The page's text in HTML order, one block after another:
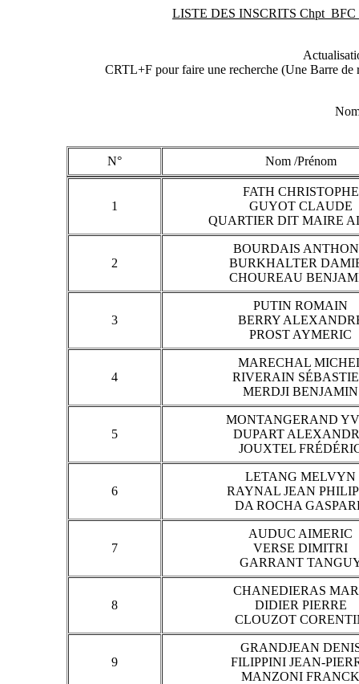
LISTE DES INSCRITS
CRTL+F pour faire une recherche (Une Barre
N° Nom /Prénom
1
FATH CHRISTOPHE
GUYOT CLAUDE
QUARTIER DIT MAIRE
2
BOURDAIS
BURKHALTER
CHOUREAU
3
PUTIN ROMAIN
BERRY
PROST AYMERIC
4
MARECHAL
RIVERAIN
MERDJI BENJAMIN
5
MONTANGERAND
DUPART
JOUXTEL
6
LETANG MELVYN
RAYNAL JEAN
DA ROCHA
7
AUDUC AIMERIC
VERSE DIMITRI
GARRANT
8
CHANEDIERAS
DIDIER PIERRE
CLOUZOT
9
GRANDJEAN
FILIPPINI JEAN-
MANZONI FRANCK